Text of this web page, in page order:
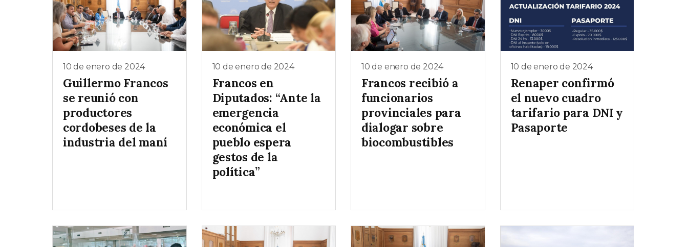
10 de enero de 2024
Guillermo Francos
se reunió con
productores
cordobeses de la
industria del maní
10 de enero de 2024
Francos en
Diputados: “Ante la
emergencia
económica el
pueblo espera
gestos de la
política”
10 de enero de 2024
Francos recibió a
funcionarios
provinciales para
dialogar sobre
biocombustibles
10 de enero de 2024
Renaper confirmó
el nuevo cuadro
tarifario para DNI y
Pasaporte